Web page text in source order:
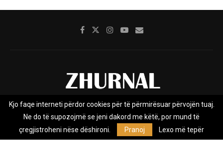
Rreth nesh Impresumi Marketing
Privacy Policy
Zhurnal.mk është Agjenci e Lajmeve e pavarur, e themeluar në vitin
Kjo faqe interneti përdor cookies për të përmirësuar përvojën tuaj.
Ne do të supozojmë se jeni dakord me këtë, por mund të
çregjistroheni nëse dëshironi.
Pranoj Lexo më tepër